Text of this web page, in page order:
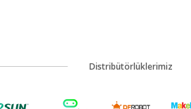
Distribütörlüklerimiz